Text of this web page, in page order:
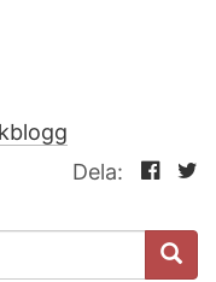
Dela: